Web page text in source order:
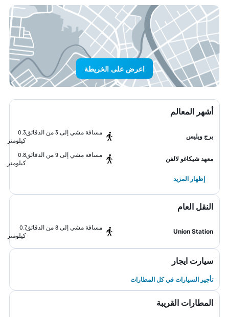
اعرض على الخريطة
أشهر المعالم
برج ويليس
مسافة مشي إلى 3 من الدقائق
0.3
كيلومتر
معهد شيكاغو لالفن
مسافة مشي إلى 9 من الدقائق
0.8
كيلومتر
إظهار المزيد
النقل العام
Union Station
مسافة مشي إلى 8 من الدقائق
0.7
كيلومتر
سيارت ايجار
تأجير السيارات في كل المطارات
المطارات القريبة